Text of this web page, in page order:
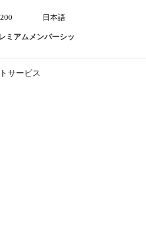
日本語
ミアムメンバーシッ
サービス